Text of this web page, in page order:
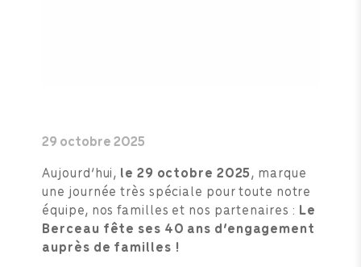
29 octobre 2025
Aujourd’hui, le 29 octobre 2025, marque
une journée très spéciale pour toute notre
équipe, nos familles et nos partenaires : Le
Berceau fête ses 40 ans d’engagement
auprès de familles !